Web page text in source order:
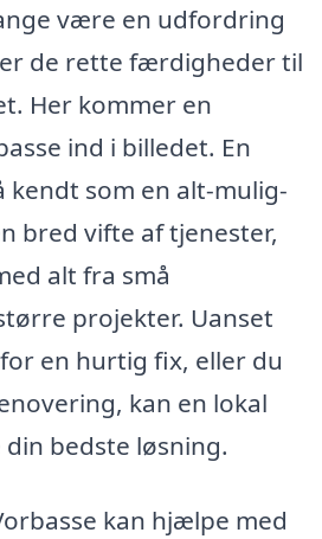
være en udfordring
de rette færdigheder til
Her kommer en
ind i billedet. En
kendt som en alt-mulig-
bred vifte af tjenester,
alt fra små
projekter. Uanset
en hurtig fix, eller du
kan en lokal
bedste løsning.
kan hjælpe med